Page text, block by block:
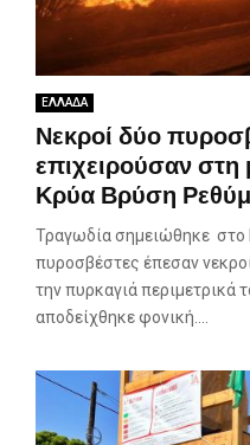
ΕΛΛΑΔΑ
Νεκροί δύο
επιχειρούσαν
Κρύα Βρύση
Τραγωδία σημειώθηκε
πυροσβέστες έπεσαν
την πυρκαγιά
αποδείχθηκε φονική....